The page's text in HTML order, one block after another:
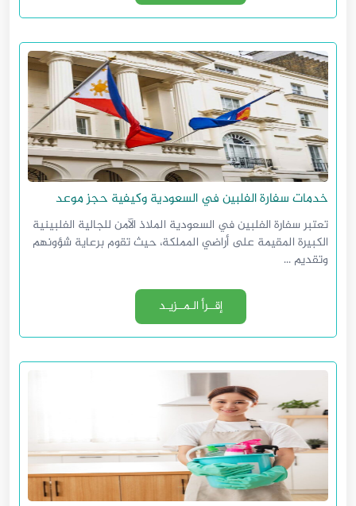
خدمات سفارة الفلبين في السعودية وكيفية حجز موعد
تعتبر سفارة الفلبين في السعودية الملاذ الآمن للجالية الفلبينية
الكبيرة المقيمة على أراضي المملكة، حيث تقوم برعاية شؤونهم
وتقديم ...
إقــرأ الـمــزيـد